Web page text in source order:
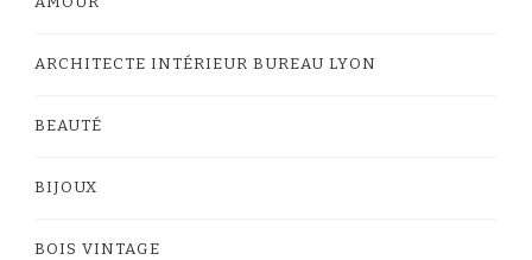
ARCHITECTE INTÉRIEUR BUREAU LYON
BEAUTÉ
BIJOUX
BOIS VINTAGE